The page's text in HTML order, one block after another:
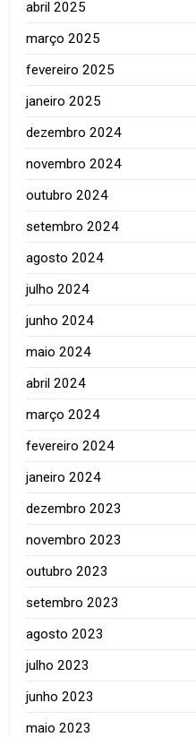
abril 2025
março 2025
fevereiro 2025
janeiro 2025
dezembro 2024
novembro 2024
outubro 2024
setembro 2024
agosto 2024
julho 2024
junho 2024
maio 2024
abril 2024
março 2024
fevereiro 2024
janeiro 2024
dezembro 2023
novembro 2023
outubro 2023
setembro 2023
agosto 2023
julho 2023
junho 2023
maio 2023